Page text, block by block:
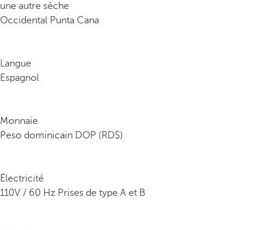
une autre sèche
Occidental Punta Cana
Langue
Espagnol
Monnaie
Peso dominicain DOP (RD$)
Électricité
110V / 60 Hz Prises de type A et B